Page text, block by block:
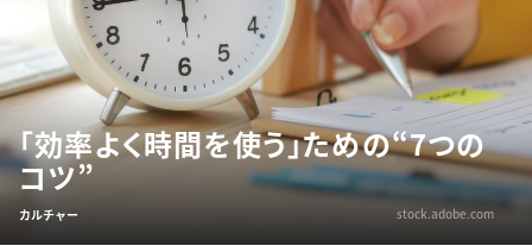
「効率よく時間を使う」ための“7つの
コツ”
カルチャー stock.adobe.com